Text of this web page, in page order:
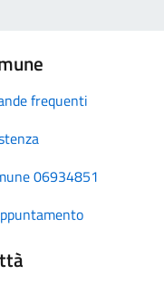
frequenti
06934851